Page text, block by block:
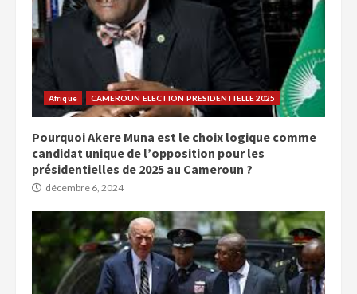
Afrique CAMEROUN ELECTION PRESIDENTIELLE 2025
Pourquoi Akere Muna est le choix logique comme
candidat unique de l’opposition pour les
présidentielles de 2025 au Cameroun ?
décembre 6, 2024